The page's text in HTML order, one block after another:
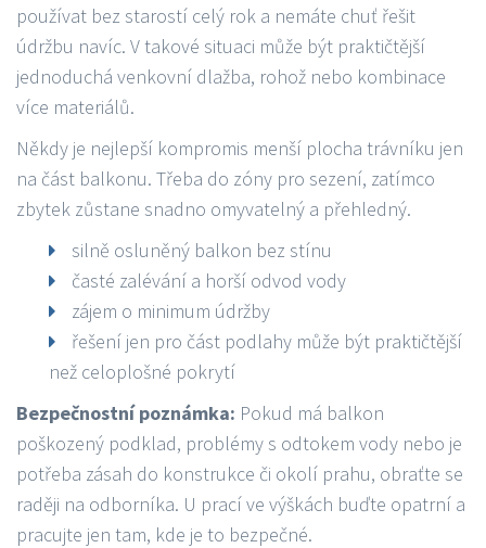
používat bez starostí celý rok a nemáte chuť řešit
údržbu navíc. V takové situaci může být praktičtější
jednoduchá venkovní dlažba, rohož nebo kombinace
více materiálů.
Někdy je nejlepší kompromis menší plocha trávníku jen
na část balkonu. Třeba do zóny pro sezení, zatímco
zbytek zůstane snadno omyvatelný a přehledný.
silně osluněný balkon bez stínu
časté zalévání a horší odvod vody
zájem o minimum údržby
řešení jen pro část podlahy může být praktičtější
než celoplošné pokrytí
Bezpečnostní poznámka: Pokud má balkon
poškozený podklad, problémy s odtokem vody nebo je
potřeba zásah do konstrukce či okolí prahu, obraťte se
raději na odborníka. U prací ve výškách buďte opatrní a
pracujte jen tam, kde je to bezpečné.